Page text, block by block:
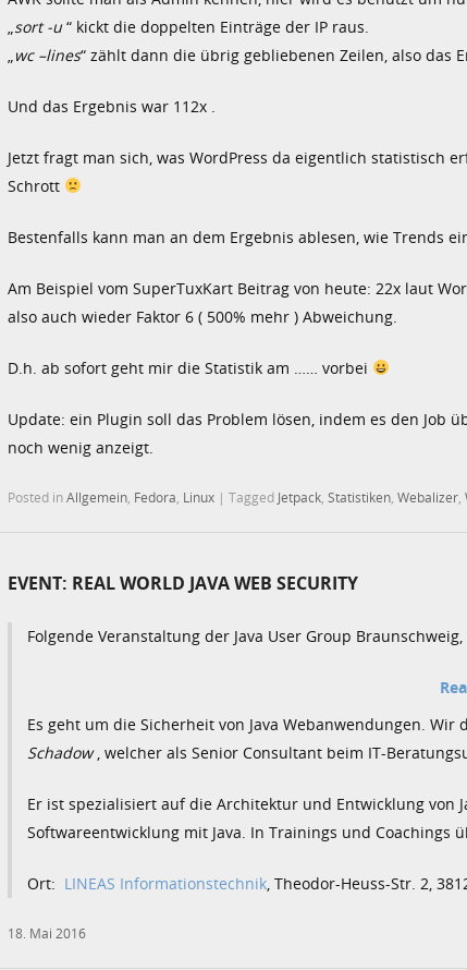
sort -u “ kickt die doppelten Einträge der IP raus.
wc –lines“ zählt dann die übrig gebliebenen Zeilen, also das
Und das Ergebnis war 112x .
Jetzt fragt man sich, was WordPress da eigentlich statistisch
Schrott
Bestenfalls kann man an dem Ergebnis ablesen, wie Trends
Am Beispiel vom SuperTuxKart Beitrag von heute: 22x laut
also auch wieder Faktor 6 ( 500% mehr ) Abweichung.
D.h. ab sofort geht mir die Statistik am …… vorbei
Update: ein Plugin soll das Problem lösen, indem es den Job
noch wenig anzeigt.
Posted inAllgemein Fedora Linux | Tagged Jetpack Statistiken Webalizer
EVENT: REAL WORLD JAVA WEB SECURITY
Folgende Veranstaltung der Java User Group
Es geht um die Sicherheit von Java Webanwendungen.
Schadow, welcher als Senior Consultant beim IT-
Er ist spezialisiert auf die Architektur und Entwicklung
Softwareentwicklung mit Java. In Trainings und Coachings
Ort: LINEAS Informationstechnik, Theodor-Heuss-Str. 2,
18. Mai 2016